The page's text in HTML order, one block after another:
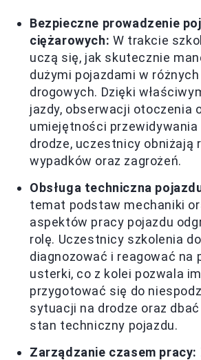
Bezpieczne prowadzenie
ciężarowych: W trakcie
uczą się, jak skutecznie
dużymi pojazdami w
drogowych. Dzięki
jazdy, obserwacji otoczenia
umiejętności
drodze, uczestnicy obniżają
wypadków oraz zagrożeń.
Obsługa techniczna
temat podstaw mechaniki
aspektów pracy pojazdu
rolę. Uczestnicy szkolenia
diagnozować i reagować na
usterki, co z kolei pozwala
przygotować się do
sytuacji na drodze oraz
stan techniczny pojazdu.
Zarządzanie czasem pracy: